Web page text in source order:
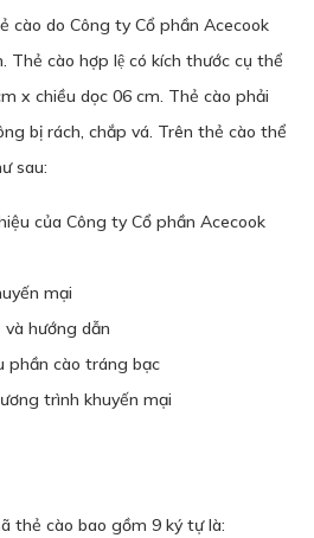
cào do Công ty Cổ phần Acecook
Thẻ cào hợp lệ có kích thước cụ thể
x chiều dọc 06 cm. Thẻ cào phải
bị rách, chắp vá. Trên thẻ cào thể
sau:
của Công ty Cổ phần Acecook
mại
hướng dẫn
phần cào tráng bạc
trình khuyến mại
thẻ cào bao gồm 9 ký tự là: